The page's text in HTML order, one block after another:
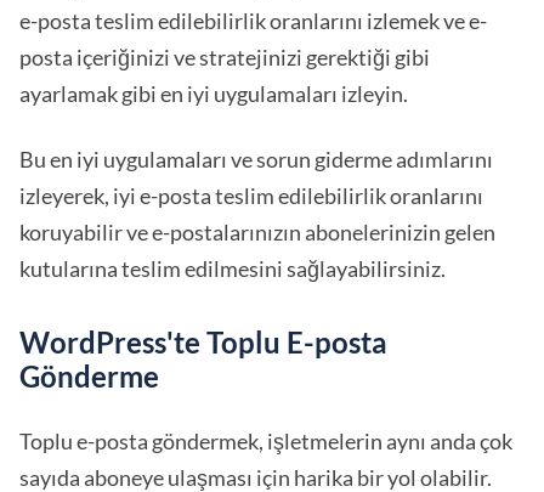
e-posta teslim edilebilirlik oranlarını izlemek ve e-
posta içeriğinizi ve stratejinizi gerektiği gibi
ayarlamak gibi en iyi uygulamaları izleyin.
Bu en iyi uygulamaları ve sorun giderme adımlarını
izleyerek, iyi e-posta teslim edilebilirlik oranlarını
koruyabilir ve e-postalarınızın abonelerinizin gelen
kutularına teslim edilmesini sağlayabilirsiniz.
WordPress'te Toplu E-posta
Gönderme
Toplu e-posta göndermek, işletmelerin aynı anda çok
sayıda aboneye ulaşması için harika bir yol olabilir.